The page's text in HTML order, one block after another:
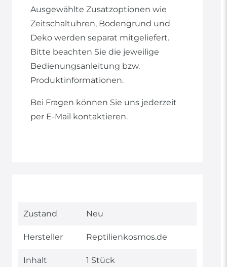
Ausgewählte Zusatzoptionen wie
Zeitschaltuhren, Bodengrund und
Deko werden separat mitgeliefert.
Bitte beachten Sie die jeweilige
Bedienungsanleitung bzw.
Produktinformationen.
Bei Fragen können Sie uns jederzeit
per E-Mail kontaktieren.
Technisches
Wert
Zustand Neu
Hersteller Reptilienkosmos.de
Inhalt 1 Stück